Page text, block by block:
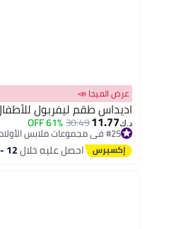
عرض الميجا 📣
اديداس طقم ليفربول للأطفال
د.ك‏11.77
30.49
61% OFF #25 في مجموعات ملابس الأولاد
أقل سعر في السنة
#25 في مجموعات ملابس الأولاد احصل عليه خلال12 - 13 اغسطس